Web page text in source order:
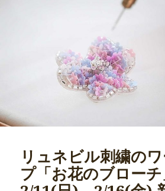
リュネビル刺繍の
プ「お花のブローチ